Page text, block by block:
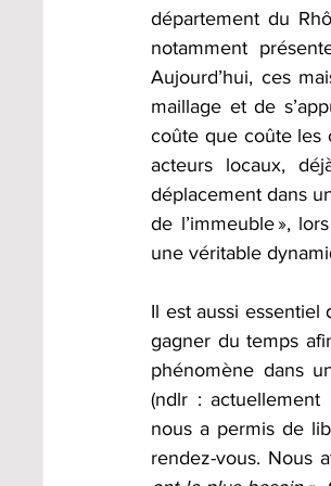
département du
notamment
Aujourd’hui, ces
maillage et de
coûte que coûte les
acteurs locaux,
déplacement dans
de l’immeuble »,
une véritable
Il est aussi
gagner du temps
phénomène dans
(ndlr : actuellement
nous a permis de
rendez-vous. Nous